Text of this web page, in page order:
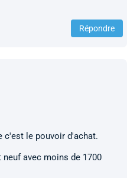
Répondre
c'est le pouvoir d'achat.
avec moins de 1700